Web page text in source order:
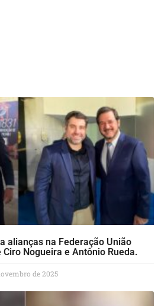
alianças na Federação União
Nogueira e Antônio Rueda.
de 2025